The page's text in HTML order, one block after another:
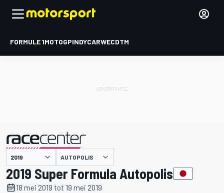
FORMULE 1MOTOGPINDYCARWECDTM
gepresenteerd door AUTOPOLIS
2019 Super Formula Autopolis
18 mei 2019 tot 19 mei 2019